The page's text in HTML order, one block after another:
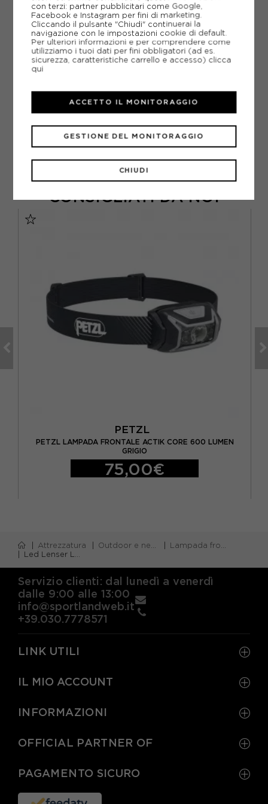
LAMPADA FRONTALE LED LENSER
LAMPADA FRONTALE
ARTICOLI SPORTIVI LED LENSER
METODI DI PAGAMENTO
PIÙ INFORMAZIONI
SCHEDA TECNICA
CONSIGLIATI DA NOI
PETZL
PETZL LAMPADA FRONTALE ACTIK CORE 600 LUMEN
GRIGIO
75,00€
Attrezzatura Outdoor e neve
Lampada frontale
Led Lenser Lampada Frontale NEO5R Nero
Servizio clienti: dal lunedì a venerdì
dalle 9:00 alle 13:00
info@sportlandweb.it
+39.030.7778571
LINK UTILI
IL MIO ACCOUNT
INFORMAZIONI
OFFICIAL PARTNER OF
PAGAMENTO SICURO
con terzi: partner pubblicitari come Google,
Facebook e Instagram per fini di marketing.
Cliccando il pulsante "Chiudi" continuerai la
navigazione con le impostazioni cookie di default.
Per ulteriori informazioni e per comprendere come
utilizziamo i tuoi dati per fini obbligatori (ad es.
sicurezza, caratteristiche carrello e accesso) clicca
qui
CHIUDI
GESTIONE DEL MONITORAGGIO
ACCETTO IL MONITORAGGIO